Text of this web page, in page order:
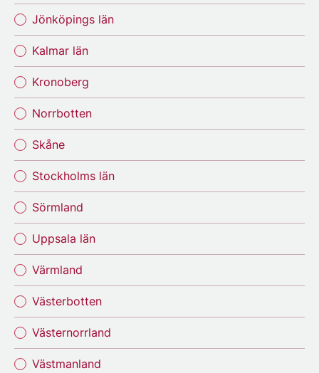
Jönköpings län
Kalmar län
Kronoberg
Norrbotten
Skåne
Stockholms län
Sörmland
Uppsala län
Värmland
Västerbotten
Västernorrland
Västmanland